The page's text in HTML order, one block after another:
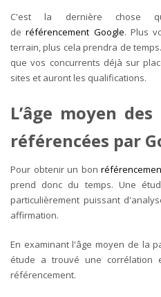
C'est la dernière chose
deréférencement Google. Plus
terrain, plus cela prendra de
que vos concurrents déjà sur
sites et auront les qualifications.
L’âge moyen
référencées par
Pour obtenir un bon
prend donc du temps. Une
particulièrement puissant
affirmation.
En examinant l'âge moyen de la
étude a trouvé une
référencement.